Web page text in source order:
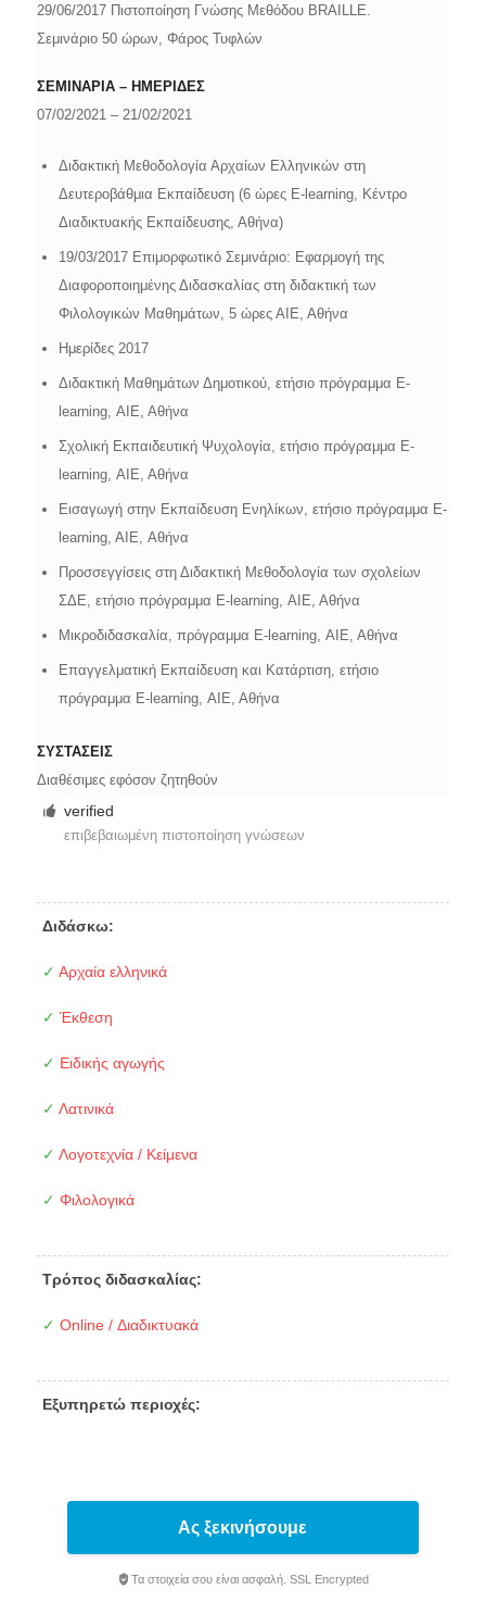
29/06/2017 Πιστοποίηση Γνώσης Μεθόδου BRAILLE.
Σεμινάριο 50 ώρων, Φάρος Τυφλών
ΣΕΜΙΝΑΡΙΑ – ΗΜΕΡΙΔΕΣ
07/02/2021 – 21/02/2021
Διδακτική Μεθοδολογία Αρχαίων Ελληνικών στη
Δευτεροβάθμια Εκπαίδευση (6 ώρες E-learning, Kέντρο
Διαδικτυακής Εκπαίδευσης, Αθήνα)
19/03/2017 Επιμορφωτικό Σεμινάριο: Eφαρμογή της
Διαφοροποιημένης Διδασκαλίας στη διδακτική των
Φιλολογικών Μαθημάτων, 5 ώρες ΑΙΕ, Αθήνα
Hμερίδες 2017
​Διδακτική Μαθημάτων Δημοτικού, ετήσιο πρόγραμμα Ε-
learning, ΑΙΕ, Αθήνα
Σχολική Εκπαιδευτική Ψυχολογία, ετήσιο πρόγραμμα Ε-
learning, ΑΙΕ, Αθήνα
Eισαγωγή στην Εκπαίδευση Ενηλίκων, ετήσιο πρόγραμμα Ε-
learning, AIE, Αθήνα
​Προσσεγγίσεις στη Διδακτική Μεθοδολογία των σχολείων
ΣΔΕ, ετήσιο πρόγραμμα E-learning, ΑΙΕ, Αθήνα
Μικροδιδασκαλία, πρόγραμμα E-learning, ΑΙΕ, Αθήνα
Επαγγελματική Εκπαίδευση και Κατάρτιση​, ετήσιο
πρόγραμμα Ε-learning, ΑΙΕ, Αθήνα
ΣΥΣΤΑΣΕΙΣ
Διαθέσιμες εφόσον ζητηθούν
verified
επιβεβαιωμένη πιστοποίηση γνώσεων
Διδάσκω:
✓ Αρχαία ελληνικά
✓ Έκθεση
✓ Ειδικής αγωγής
✓ Λατινικά
✓ Λογοτεχνία / Κείμενα
✓ Φιλολογικά
Τρόπος διδασκαλίας:
✓ Online / Διαδικτυακά
Εξυπηρετώ περιοχές:
Ας ξεκινήσουμε
Τα στοιχεία σου είναι ασφαλή. SSL Encrypted